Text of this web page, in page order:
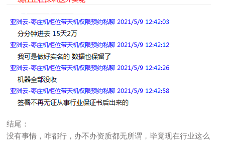
结尾：
没有事情，咋都行，办不办资质都无所谓，毕竟现在行业这么